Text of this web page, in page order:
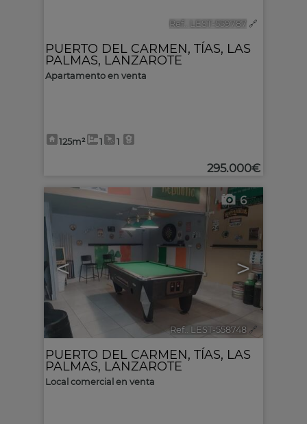
Ref.. LEST-559787 🔗
PUERTO DEL CARMEN, TÍAS, LAS
PALMAS, LANZAROTE
Apartamento en venta
125m² 1 1
295.000€
< >
6
Ref.. LEST-558748 🔗
PUERTO DEL CARMEN, TÍAS, LAS
PALMAS, LANZAROTE
Local comercial en venta